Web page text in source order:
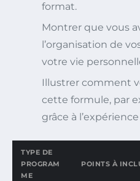
format.
Montrer que vous
l’organisation de
votre vie
Illustrer comment
cette formule, par
grâce à
TYPE DE
PROGRAM
ME
POINTS À